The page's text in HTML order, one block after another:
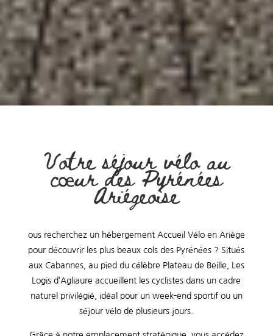
Votre séjour vélo au
cœur des Pyrénées
Ariégeoise
ous recherchez un hébergement Accueil Vélo en Ariège
pour découvrir les plus beaux cols des Pyrénées ? Situés
aux Cabannes, au pied du célèbre Plateau de Beille, Les
Logis d’Agliaure accueillent les cyclistes dans un cadre
naturel privilégié, idéal pour un week-end sportif ou un
séjour vélo de plusieurs jours.